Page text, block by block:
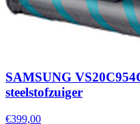
SAMSUNG
steelstofzuiger
€399,00